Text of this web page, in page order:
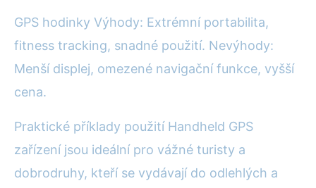
GPS hodinky Výhody: Extrémní portabilita,
fitness tracking, snadné použití. Nevýhody:
Menší displej, omezené navigační funkce, vyšší
cena.
Praktické příklady použití Handheld GPS
zařízení jsou ideální pro vážné turisty a
dobrodruhy, kteří se vydávají do odlehlých a